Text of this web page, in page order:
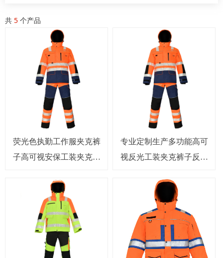
共 5 个产品
荧光色执勤工作服夹克裤
子高可视安保工装夹克套
专业定制生产多功能高可
视反光工装夹克裤子反光